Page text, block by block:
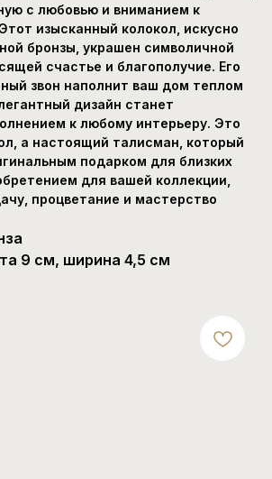
с любовью и вниманием к
изысканный колокол, искусно
бронзы, украшен символичной
счастье и благополучие. Его
звон наполнит ваш дом теплом
дизайн станет
к любому интерьеру. Это
а настоящий талисман, который
подарком для близких
для вашей коллекции,
процветание и мастерство
9 см, ширина 4,5 см